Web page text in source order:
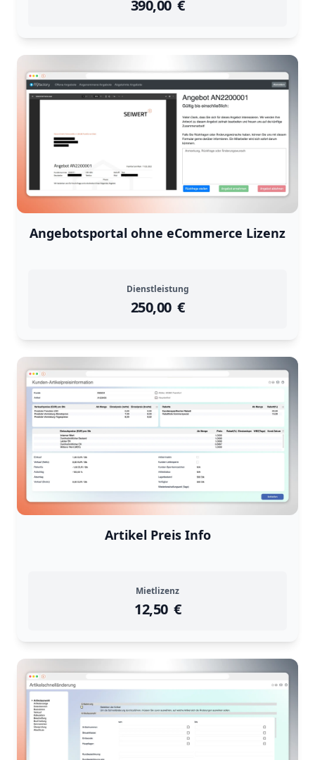
390,00 €
instock
Return Policy
Angebotsportal ohne eCommerce Lizenz
Dienstleistung
250,00 €
instock
Return Policy
Artikel Preis Info
Mietlizenz
12,50 €
instock
Return Policy